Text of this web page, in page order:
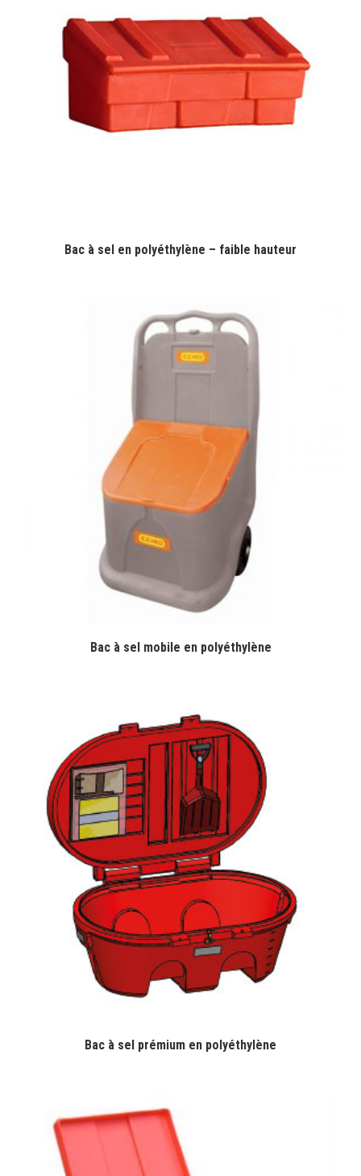
Bac à sel en polyéthylène – faible hauteur
Bac à sel mobile en polyéthylène
Bac à sel prémium en polyéthylène